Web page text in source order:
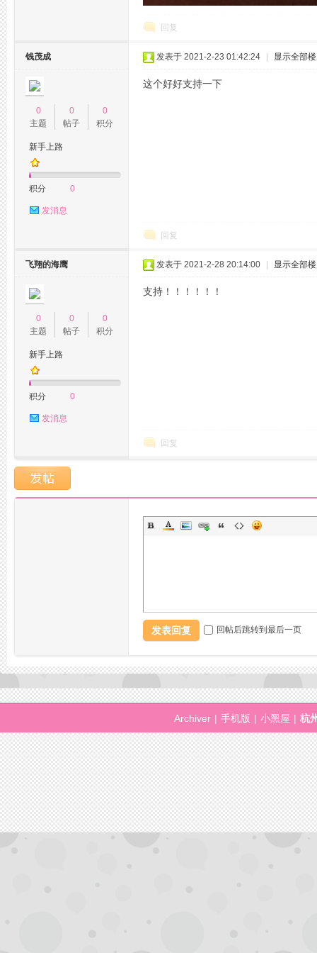
杭
回复
钱茂成
0
主题
0
帖子
0
积分
新手上路
积分 0
发消息
发表于 2021-2-23 01:42:24 显示全部
这个好好支持一下
回复
飞翔的海鹰
0
主题
0
帖子
0
积分
新手上路
积分 0
发消息
发表于 2021-2-28 20:14:00 显示全部
支持！！！！！！
回复
发表回复 回帖后跳转到最后一页
Archiver | 手机版 | 小黑屋 | 杭